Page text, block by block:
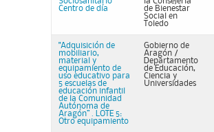
Centro de día
de Bienestar
Social en
Toledo
"Adquisición de
mobiliario,
material y
equipamiento de
uso educativo para
5 escuelas de
educación infantil
de la Comunidad
Autónoma de
Aragón” . LOTE 5:
Otro equipamiento
Gobierno de
Aragón /
Departamento
de Educación,
Ciencia y
Universidades